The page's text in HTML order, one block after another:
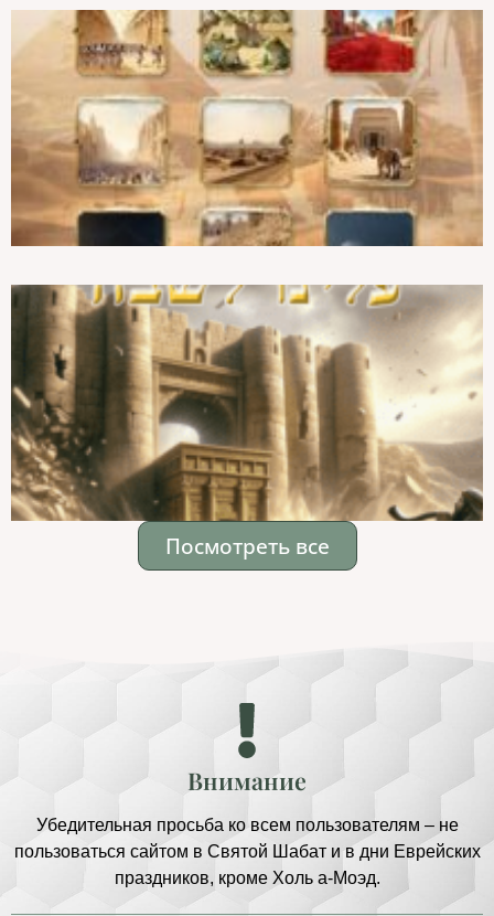
Посмотреть все
Внимание
Убедительная просьба ко всем пользователям – не
пользоваться сайтом в Святой Шабат и в дни Еврейских
праздников, кроме Холь а-Моэд.